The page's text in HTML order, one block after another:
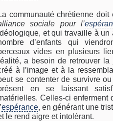
communauté chrétienne
sociale pour l’
et qui travaille à
d’enfants qui
vides en plusieurs
a besoin de retrouver
à l’image et à la
se contenter de survivre
en se laissant
Celles-ci enferment
espérance, en générant une
le rend aigre et intolérant.